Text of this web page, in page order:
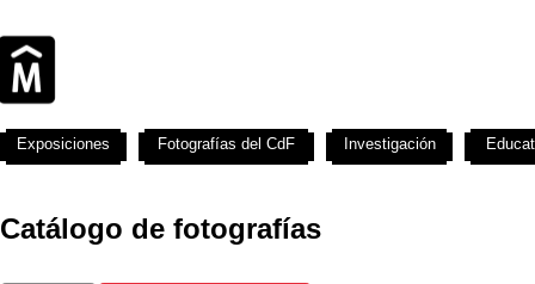
Catálogo de fotografías
Exposiciones Fotografías del CdF Investigación